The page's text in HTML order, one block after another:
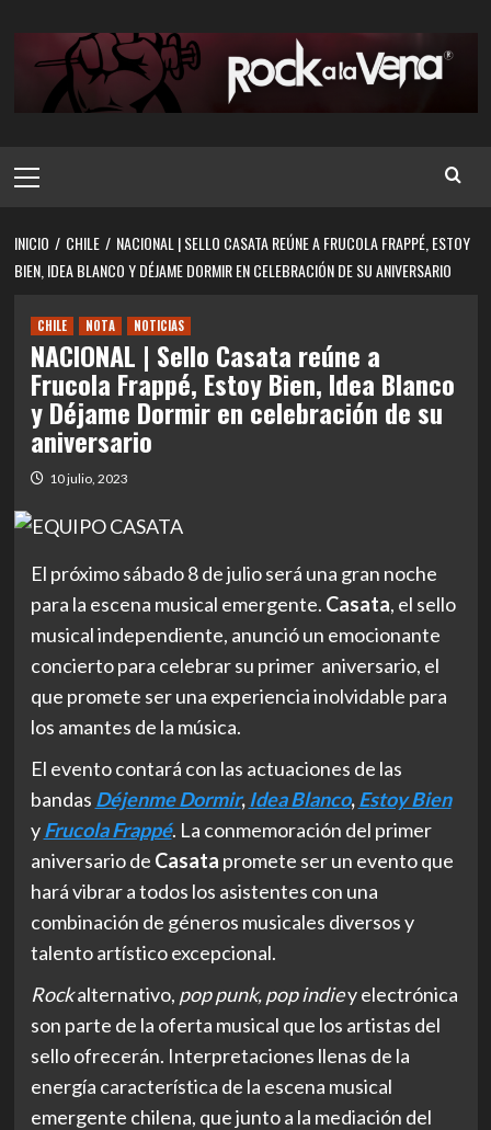
contenido
principal
INICIO CHILE
NACIONAL | SELLO CASATA REÚNE A FRUCOLA FRAPPÉ, ESTOY
BIEN, IDEA BLANCO Y DÉJAME DORMIR EN CELEBRACIÓN DE SU ANIVERSARIO
CHILE NOTA NOTICIAS
NACIONAL | Sello Casata reúne a
Frucola Frappé, Estoy Bien, Idea Blanco
y Déjame Dormir en celebración de su
aniversario
10 julio, 2023
El próximo sábado 8 de julio será una gran noche
para la escena musical emergente. Casata, el sello
musical independiente, anunció un emocionante
concierto para celebrar su primer aniversario, el
que promete ser una experiencia inolvidable para
los amantes de la música.
El evento contará con las actuaciones de las
bandas Déjenme Dormir, Idea Blanco,Estoy Bien
yFrucola Frappé. La conmemoración del primer
aniversario de Casata promete ser un evento que
hará vibrar a todos los asistentes con una
combinación de géneros musicales diversos y
talento artístico excepcional.
Rockalternativo, pop punk, pop indiey electrónica
son parte de la oferta musical que los artistas del
sello ofrecerán. Interpretaciones llenas de la
energía característica de la escena musical
emergente chilena, que junto a la mediación del